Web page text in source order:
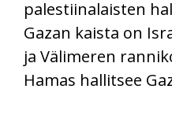
palestiinalaisten
Gazan kaista on
ja Välimeren
Hamas hallitsee